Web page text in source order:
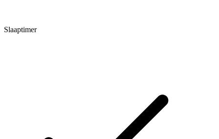
Slaaptimer